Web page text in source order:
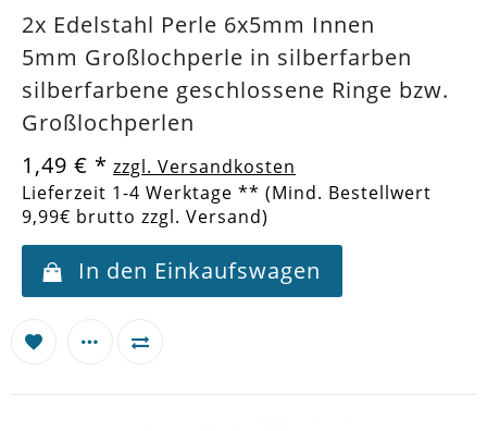
2x Edelstahl Perle 6x5mm Innen
5mm Großlochperle in silberfarben
silberfarbene geschlossene Ringe bzw.
Großlochperlen
1,49 € * zzgl. Versandkosten
Lieferzeit 1-4 Werktage ** (Mind. Bestellwert
9,99€ brutto zzgl. Versand)
In den Einkaufswagen